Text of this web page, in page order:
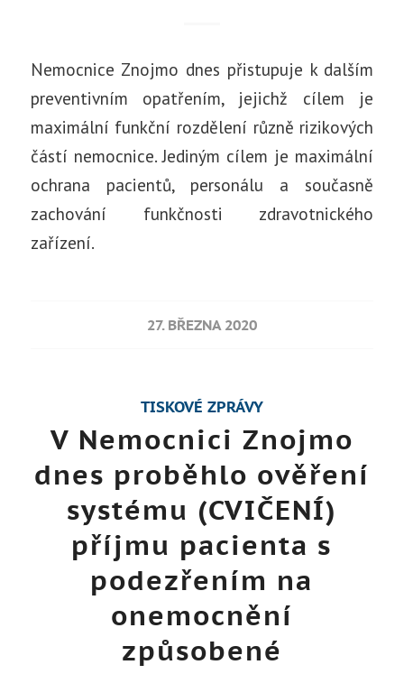
Nemocnice Znojmo dnes přistupuje k dalším
preventivním opatřením, jejichž cílem je
maximální funkční rozdělení různě rizikových
částí nemocnice. Jediným cílem je maximální
ochrana pacientů, personálu a současně
zachování funkčnosti zdravotnického
zařízení.
27. BŘEZNA 2020
TISKOVÉ ZPRÁVY
V Nemocnici Znojmo
dnes proběhlo ověření
systému (CVIČENÍ)
příjmu pacienta s
podezřením na
onemocnění
způsobené